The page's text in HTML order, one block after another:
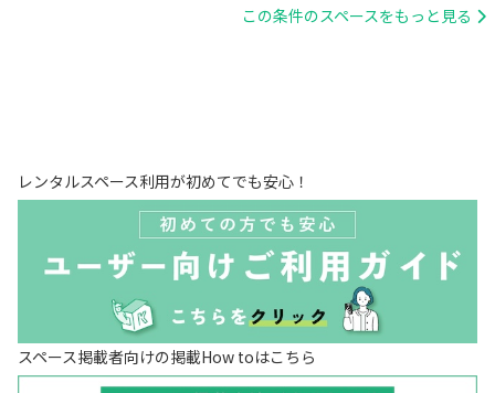
この条件のスペースをもっと見る
レンタルスペース利用が初めてでも安心！
スペース掲載者向けの掲載How toはこちら